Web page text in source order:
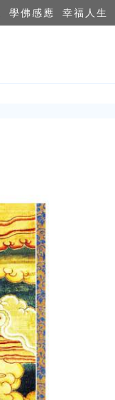
學佛感應 幸福人生